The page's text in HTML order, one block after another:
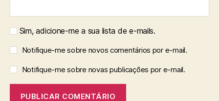
Sim, adicione-me a sua lista de e-mails.
Notifique-me sobre novos comentários por e-mail.
Notifique-me sobre novas publicações por e-mail.